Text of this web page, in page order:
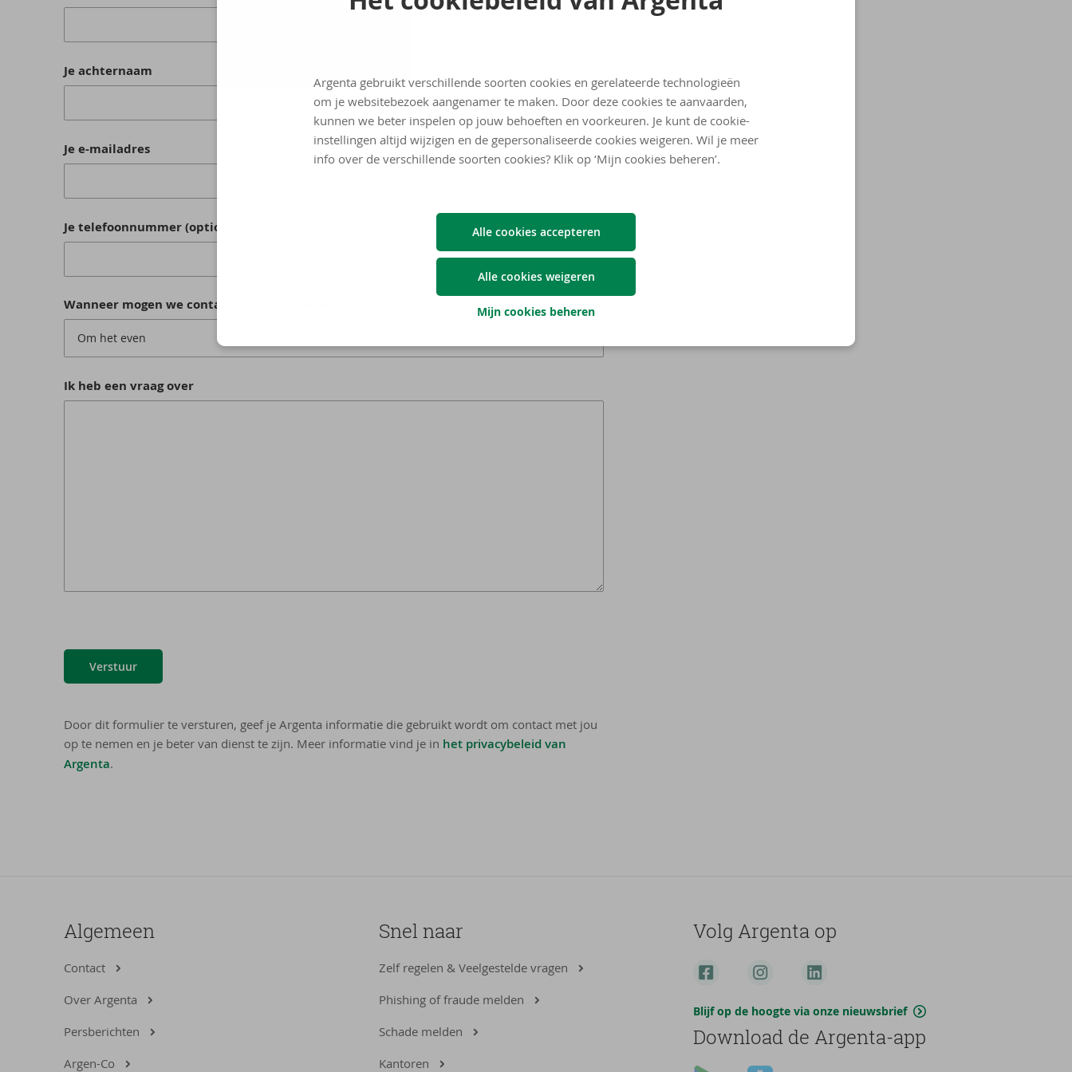
Argenta gebruikt verschillende soorten cookies en gerelateerde technologieën
om je websitebezoek aangenamer te maken. Door deze cookies te aanvaarden,
kunnen we beter inspelen op jouw behoeften en voorkeuren. Je kunt de cookie-
instellingen altijd wijzigen en de gepersonaliseerde cookies weigeren. Wil je meer
info over de verschillende soorten cookies? Klik op ‘Mijn cookies beheren’.
Alle cookies accepteren
Alle cookies weigeren
Mijn cookies beheren
Je achternaam
Je e-mailadres
Je telefoonnummer (optioneel)
Wanneer mogen we contact met jou opnemen?
Om het even
Ik heb een vraag over
Verstuur
Door dit formulier te versturen, geef je Argenta informatie die gebruikt wordt om contact met jou
op te nemen en je beter van dienst te zijn. Meer informatie vind je in het privacybeleid van
Argenta.
Algemeen
Contact
Over Argenta
Persberichten
Argen-Co
Snel naar
Zelf regelen & Veelgestelde vragen
Phishing of fraude melden
Schade melden
Kantoren
Volg Argenta op
Blijf op de hoogte via onze nieuwsbrief
Download de Argenta-app